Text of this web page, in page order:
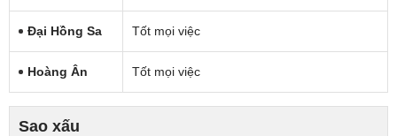
Đại Hồng Sa Tốt mọi việc
Hoàng Ân Tốt mọi việc
Sao xấu